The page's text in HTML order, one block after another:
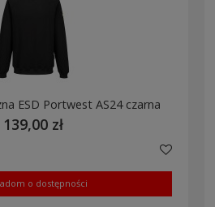
ESD Portwest AS24 czarna
139,00 zł
o dostępności